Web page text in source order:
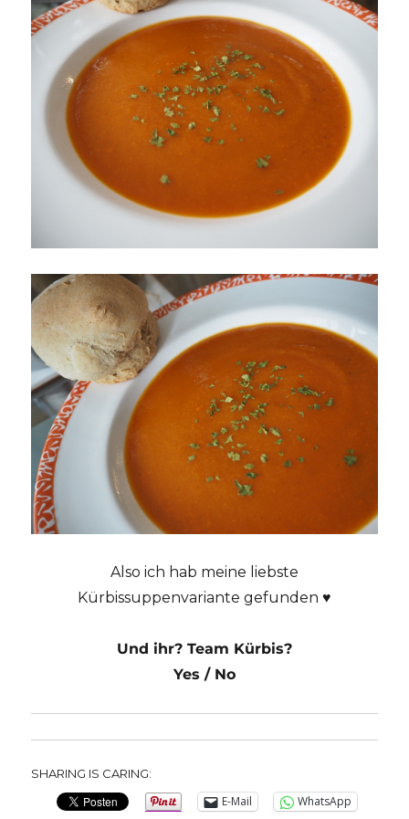
Also ich hab meine liebste
Kürbissuppenvariante gefunden ♥
Und ihr? Team Kürbis?
Yes / No
SHARING IS CARING:
E-Mail
WhatsApp